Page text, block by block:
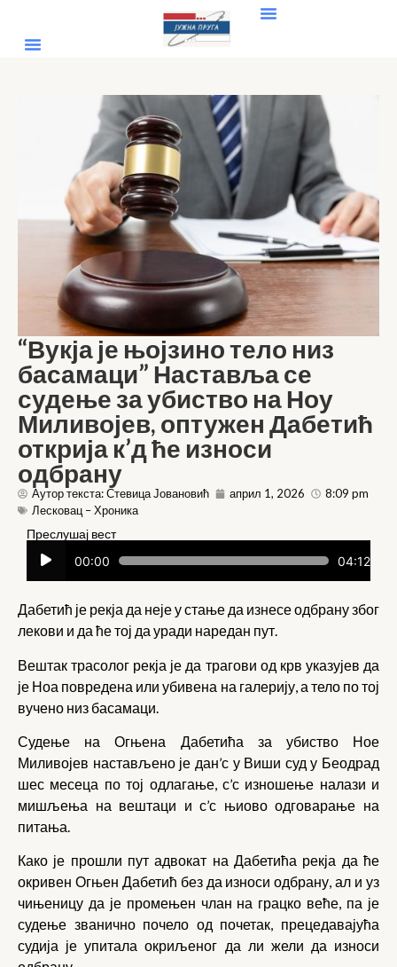
“Вукја је њојзино тело низ
басамаци” Наставља се
судење за убиство на Ноу
Миливојев, оптужен Дабетић
открија к’д ће износи
одбрану
Аутор текста: Стевица Јовановић април 1, 2026
8:09 pm
Лесковац – Хроника
Преслушај вест
Прегледач
звучних
00:00 04:12
Дабетић је рекја да неје у стање да изнесе одбрану због
лекови и да ће тој да уради наредан пут.
Вештак трасолог рекја је да трагови од крв указујев да
је Ноа повредена или убивена на галерију, а тело по тој
вучено низ басамаци.
Судење на Огњена Дабетића за убиство Ное
Миливојев настављено је дан’с у Виши суд у Беодрад
шес месеца по тој одлагање, с’с изношење налази и
мишљења на вештаци и с’с њиово одговарање на
питања.
Како је прошли пут адвокат на Дабетића рекја да ће
окривен Огњен Дабетић без да износи одбрану, ал и уз
чињеницу да је промењен члан на грацко веће, па је
судење званично почело од почетак, прецедавајућа
судија је упитала окриљеног да ли жели да износи